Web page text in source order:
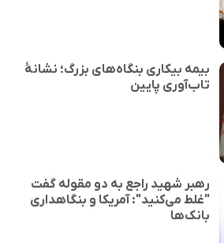
بیمه بیکاری بنگاه‌های بزرگ؛ نشانهٔ
تاب‌آوری پایین
رهبر شهید راجع به دو مقوله گفت
"غلط می‌کنید": آمریکا و بنگاهداری
بانک‌ها